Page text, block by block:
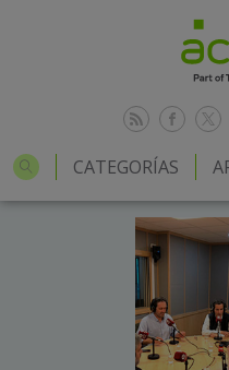
CATEGORÍAS